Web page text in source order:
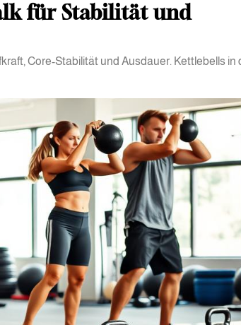
für Stabilität und
Core-Stabilität und Ausdauer. Kettlebells in